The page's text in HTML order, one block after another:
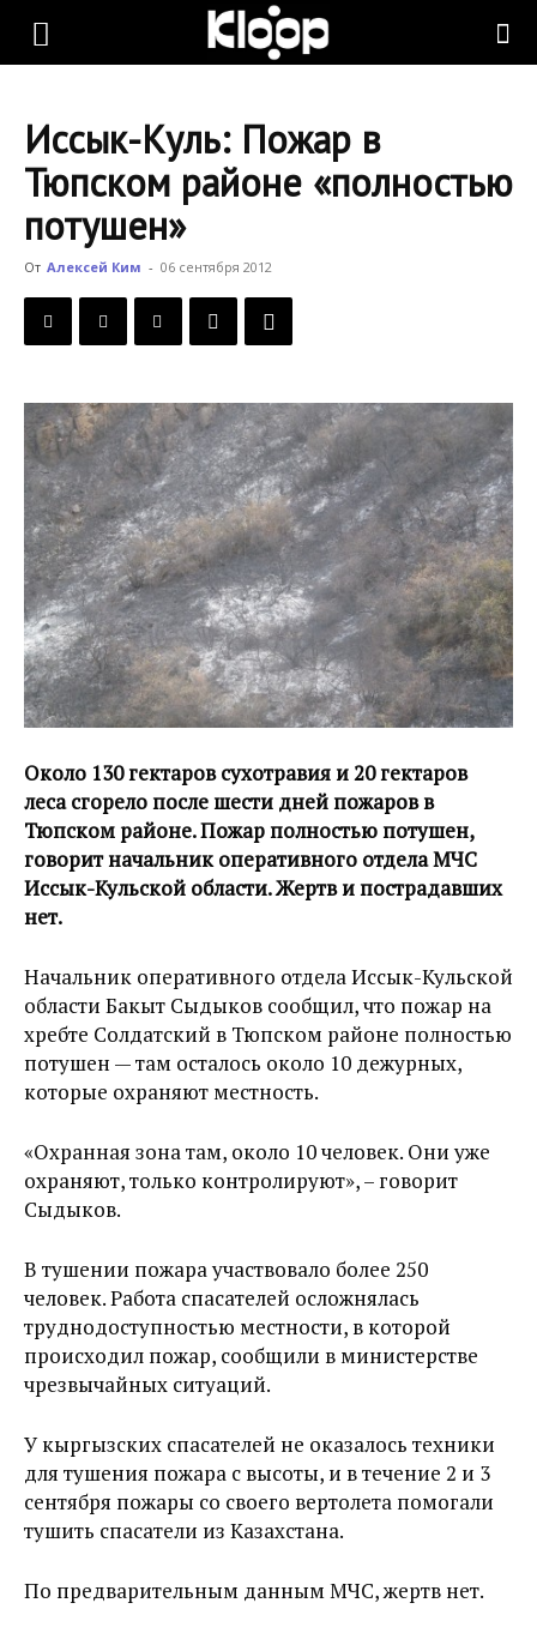
KLOOP.KG
Новости
Кыргызстана
Иссык-Куль: Пожар в
Тюпском районе «полностью
потушен»
От Алексей Ким - 06 сентября 2012
Около 130 гектаров сухотравия и 20 гектаров
леса сгорело после шести дней пожаров в
Тюпском районе. Пожар полностью потушен,
говорит начальник оперативного отдела МЧС
Иссык-Кульской области. Жертв и пострадавших
нет.
Начальник оперативного отдела Иссык-Кульской
области Бакыт Сыдыков сообщил, что пожар на
хребте Солдатский в Тюпском районе полностью
потушен — там осталось около 10 дежурных,
которые охраняют местность.
«Охранная зона там, около 10 человек. Они уже
охраняют, только контролируют», – говорит
Сыдыков.
В тушении пожара участвовало более 250
человек. Работа спасателей осложнялась
труднодоступностью местности, в которой
происходил пожар, сообщили в министерстве
чрезвычайных ситуаций.
У кыргызских спасателей не оказалось техники
для тушения пожара с высоты, и в течение 2 и 3
сентября пожары со своего вертолета помогали
тушить спасатели из Казахстана.
По предварительным данным МЧС, жертв нет.